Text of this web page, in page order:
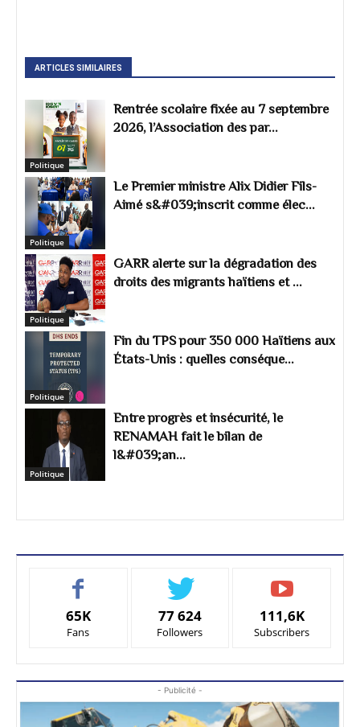
ARTICLES SIMILAIRES
Politique
Rentrée scolaire fixée au 7 septembre
2026, l’Association des par...
Politique
Le Premier ministre Alix Didier Fils-
Aimé s&#039;inscrit comme élec...
Politique
GARR alerte sur la dégradation des
droits des migrants haïtiens et ...
Politique
Fin du TPS pour 350 000 Haïtiens aux
États-Unis : quelles conséque...
Politique
Entre progrès et insécurité, le
RENAMAH fait le bilan de
l&#039;an...
65K
Fans
77 624
Followers
111,6K
Subscribers
- Publicité -